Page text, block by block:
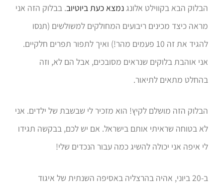
הבלוק הבא בקווילט אלונגנמצא כעת ביוטיוב. בבלוק הזה אני
מראה כיצד מכינים ריבועים המחולקים למשולשים (תנסו
להגיד את זה 10 פעמים מהר!) ואיך לתפור תפרים חלקיים.
אני אוהבת בלוקים שנראים מסובכים, אבל הם לא, וזה
בהחלט מתאים לתיאור.
הבלוק הזה מושלם לקיץ! הוא מזכיר לי שבשבת של ילדים. אני
לא בטוחה שראיתי אותם בישראל. אם יש לכם, בבקשה תגידו
לי איפה אני יכולה להשיג כמה עבור הנכדים שלי!
ב-20 ביוני, אהיה בהרצליה באסיפה השנתית של איגוד